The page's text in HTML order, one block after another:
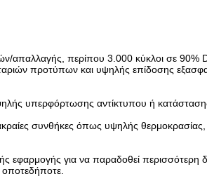
απαλλαγής, περίπου 3.000 κύκλοι σε
προτύπων και υψηλής επίδοσης
υπερφόρτωσης αντίκτυπου ή
συνθήκες όπως υψηλής
εφαρμογής για να παραδοθεί περισσότερη
οποτεδήποτε.